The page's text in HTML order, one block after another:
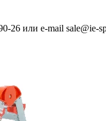
26 или e-mail sale@ie-